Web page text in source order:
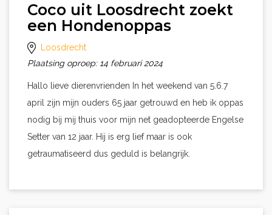
Coco uit Loosdrecht zoekt
een Hondenoppas
Loosdrecht
Plaatsing oproep: 14 februari 2024
Hallo lieve dierenvrienden In het weekend van 5.6.7
april zijn mijn ouders 65 jaar getrouwd en heb ik oppas
nodig bij mij thuis voor mijn net geadopteerde Engelse
Setter van 12 jaar. Hij is erg lief maar is ook
getraumatiseerd dus geduld is belangrijk.